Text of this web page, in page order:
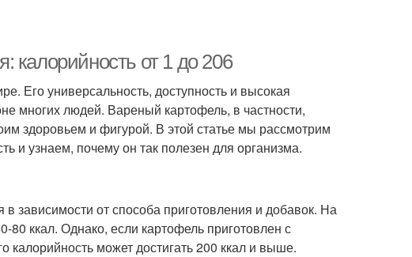
калорийность от 1 до 206
Его универсальность, доступность и высокая
многих людей. Вареный картофель, в частности,
здоровьем и фигурой. В этой статье мы рассмотрим
и узнаем, почему он так полезен для организма.
зависимости от способа приготовления и добавок. На
ккал. Однако, если картофель приготовлен с
калорийность может достигать 200 ккал и выше.